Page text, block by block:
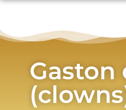
Gaston